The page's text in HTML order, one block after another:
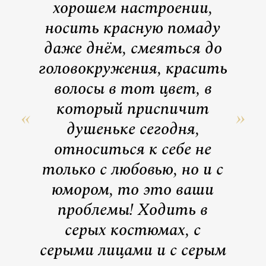
хорошем настроении,
носить красную помаду
даже днём, смеяться до
головокружения, красить
волосы в тот цвет, в
который приспичит
душеньке сегодня,
относиться к себе не
только с любовью, но и с
юмором, то это ваши
проблемы! Ходить в
серых костюмах, с
серыми лицами и с серым